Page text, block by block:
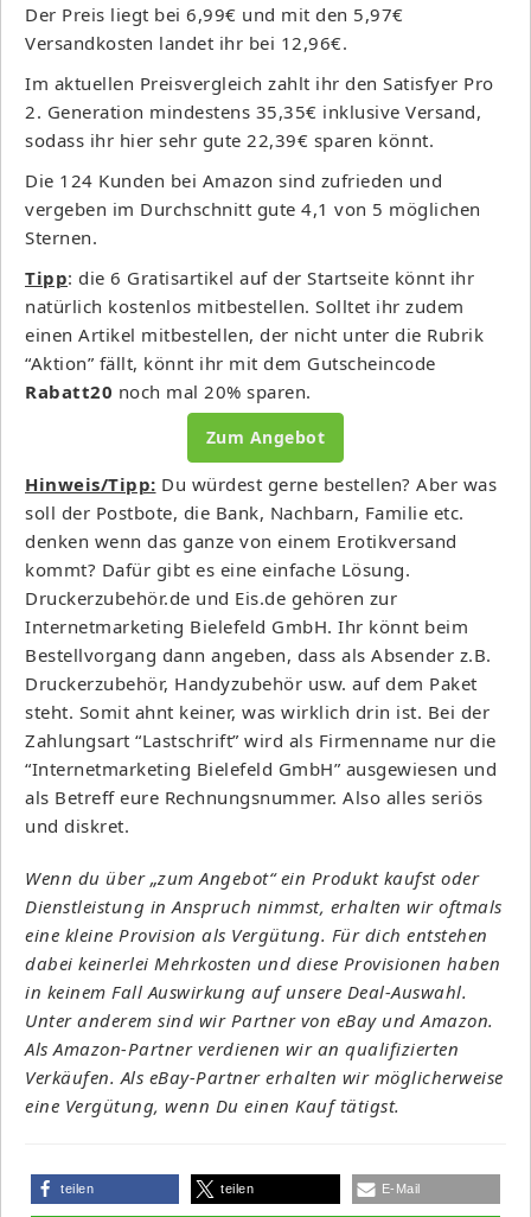
Der Preis liegt bei 6,99€ und mit den 5,97€
Versandkosten landet ihr bei 12,96€.
Im aktuellen Preisvergleich zahlt ihr den Satisfyer Pro
2. Generation mindestens 35,35€ inklusive Versand,
sodass ihr hier sehr gute 22,39€ sparen könnt.
Die 124 Kunden bei Amazon sind zufrieden und
vergeben im Durchschnitt gute 4,1 von 5 möglichen
Sternen.
Tipp: die 6 Gratisartikel auf der Startseite könnt ihr
natürlich kostenlos mitbestellen. Solltet ihr zudem
einen Artikel mitbestellen, der nicht unter die Rubrik
“Aktion” fällt, könnt ihr mit dem Gutscheincode
Rabatt20 noch mal 20% sparen.
Zum Angebot
Hinweis/Tipp: Du würdest gerne bestellen? Aber was
soll der Postbote, die Bank, Nachbarn, Familie etc.
denken wenn das ganze von einem Erotikversand
kommt? Dafür gibt es eine einfache Lösung.
Druckerzubehör.de und Eis.de gehören zur
Internetmarketing Bielefeld GmbH. Ihr könnt beim
Bestellvorgang dann angeben, dass als Absender z.B.
Druckerzubehör, Handyzubehör usw. auf dem Paket
steht. Somit ahnt keiner, was wirklich drin ist. Bei der
Zahlungsart “Lastschrift” wird als Firmenname nur die
“Internetmarketing Bielefeld GmbH” ausgewiesen und
als Betreff eure Rechnungsnummer. Also alles seriös
und diskret.
Wenn du über „zum Angebot“ ein Produkt kaufst oder
Dienstleistung in Anspruch nimmst, erhalten wir oftmals
eine kleine Provision als Vergütung. Für dich entstehen
dabei keinerlei Mehrkosten und diese Provisionen haben
in keinem Fall Auswirkung auf unsere Deal-Auswahl.
Unter anderem sind wir Partner von eBay und Amazon.
Als Amazon-Partner verdienen wir an qualifizierten
Verkäufen. Als eBay-Partner erhalten wir möglicherweise
eine Vergütung, wenn Du einen Kauf tätigst.
teilen teilen E-Mail